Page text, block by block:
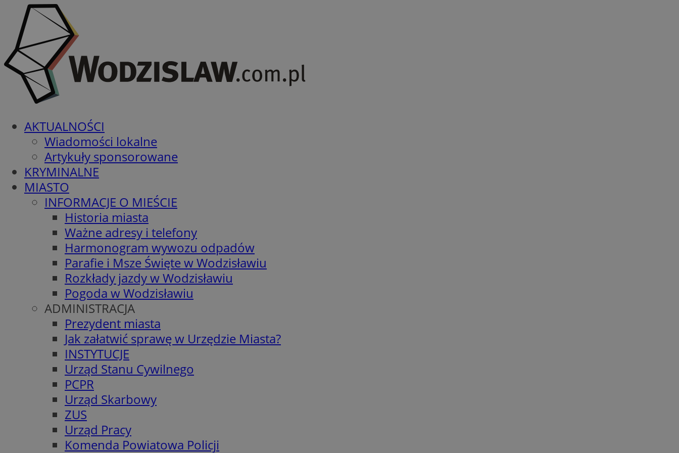
AKTUALNOŚCI
Wiadomości lokalne
Artykuły sponsorowane
KRYMINALNE
MIASTO
INFORMACJE O MIEŚCIE
Historia miasta
Ważne adresy i telefony
Harmonogram wywozu odpadów
Parafie i Msze Święte w Wodzisławiu
Rozkłady jazdy w Wodzisławiu
Pogoda w Wodzisławiu
ADMINISTRACJA
Prezydent miasta
Jak załatwić sprawę w Urzędzie Miasta?
INSTYTUCJE
Urząd Stanu Cywilnego
PCPR
Urząd Skarbowy
ZUS
Urząd Pracy
Komenda Powiatowa Policji